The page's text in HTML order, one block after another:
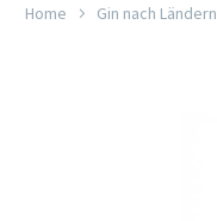
Home Gin nach Ländern